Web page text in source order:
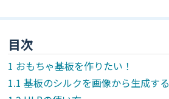
目次
おもちゃ基板を作りたい！
基板のシルクを画像から生成する